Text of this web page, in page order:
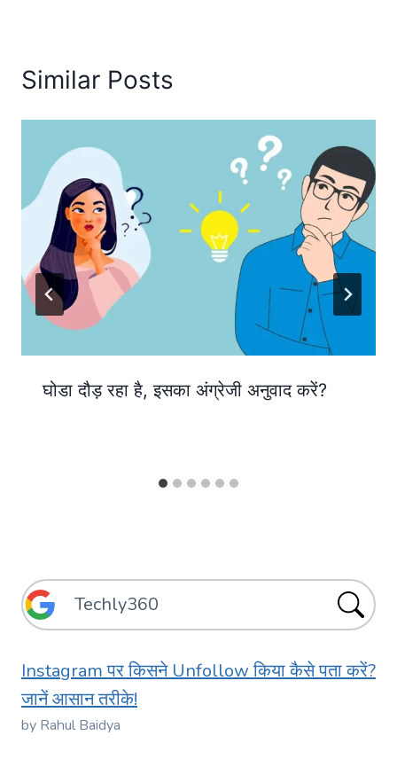
Similar Posts
घोडा दौड़ रहा है, इसका अंग्रेजी अनुवाद करें?
Instagram पर किसने Unfollow किया कैसे पता करें?
जानें आसान तरीके!
by Rahul Baidya